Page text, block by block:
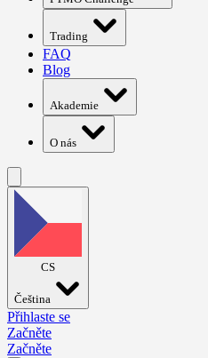
Trading
FAQ
Blog
Akademie
O nás
CS
Čeština
Přihlaste se
Začněte
Začněte